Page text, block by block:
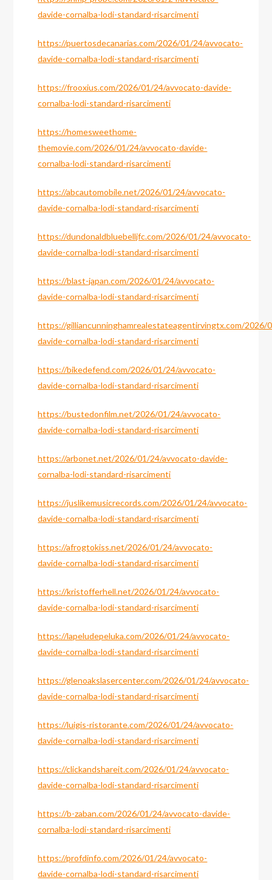
davide-cornalba-lodi-standard-risarcimenti
https://puertosdecanarias.com/2026/01/24/avvocato-
davide-cornalba-lodi-standard-risarcimenti
https://frooxius.com/2026/01/24/avvocato-davide-
cornalba-lodi-standard-risarcimenti
https://homesweethome-
themovie.com/2026/01/24/avvocato-davide-
cornalba-lodi-standard-risarcimenti
https://abcautomobile.net/2026/01/24/avvocato-
davide-cornalba-lodi-standard-risarcimenti
https://dundonaldbluebelljfc.com/2026/01/24/avvocato-
davide-cornalba-lodi-standard-risarcimenti
https://blast-japan.com/2026/01/24/avvocato-
davide-cornalba-lodi-standard-risarcimenti
https://gilliancunninghamrealestateagentirvingtx.com/2026/
davide-cornalba-lodi-standard-risarcimenti
https://bikedefend.com/2026/01/24/avvocato-
davide-cornalba-lodi-standard-risarcimenti
https://bustedonfilm.net/2026/01/24/avvocato-
davide-cornalba-lodi-standard-risarcimenti
https://arbonet.net/2026/01/24/avvocato-davide-
cornalba-lodi-standard-risarcimenti
https://juslikemusicrecords.com/2026/01/24/avvocato-
davide-cornalba-lodi-standard-risarcimenti
https://afrogtokiss.net/2026/01/24/avvocato-
davide-cornalba-lodi-standard-risarcimenti
https://kristofferhell.net/2026/01/24/avvocato-
davide-cornalba-lodi-standard-risarcimenti
https://lapeludepeluka.com/2026/01/24/avvocato-
davide-cornalba-lodi-standard-risarcimenti
https://glenoakslasercenter.com/2026/01/24/avvocato-
davide-cornalba-lodi-standard-risarcimenti
https://luigis-ristorante.com/2026/01/24/avvocato-
davide-cornalba-lodi-standard-risarcimenti
https://clickandshareit.com/2026/01/24/avvocato-
davide-cornalba-lodi-standard-risarcimenti
https://b-zaban.com/2026/01/24/avvocato-davide-
cornalba-lodi-standard-risarcimenti
https://profdinfo.com/2026/01/24/avvocato-
davide-cornalba-lodi-standard-risarcimenti